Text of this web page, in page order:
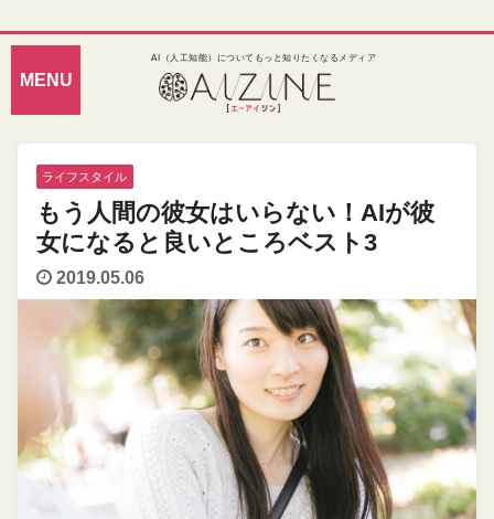
AI（人工知能）についてもっと知りたくなるメディア
ライフスタイル
もう人間の彼女はいらない！AIが彼
女になると良いところベスト3
2019.05.06